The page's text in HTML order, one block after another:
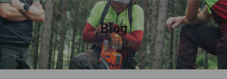
Blog
News von der LAK Tirol